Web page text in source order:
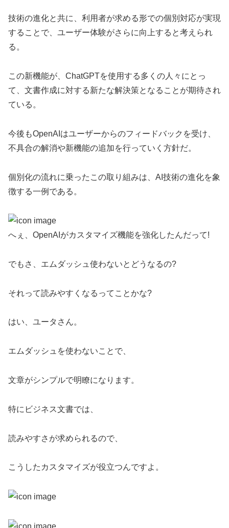
技術の進化と共に、利用者が求める形での個別対応が実現
することで、ユーザー体験がさらに向上すると考えられ
る。
この新機能が、ChatGPTを使用する多くの人々にとっ
て、文書作成に対する新たな解決策となることが期待され
ている。
今後もOpenAIはユーザーからのフィードバックを受け、
不具合の解消や新機能の追加を行っていく方針だ。
個別化の流れに乗ったこの取り組みは、AI技術の進化を象
徴する一例である。
へぇ、OpenAIがカスタマイズ機能を強化したんだって!
でもさ、エムダッシュ使わないとどうなるの?
それって読みやすくなるってことかな?
はい、ユータさん。
エムダッシュを使わないことで、
文章がシンプルで明瞭になります。
特にビジネス文書では、
読みやすさが求められるので、
こうしたカスタマイズが役立つんですよ。